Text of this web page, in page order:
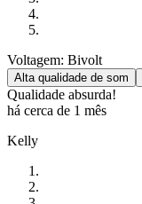
Voltagem: Bivolt
Alta qualidade de som
Qualidade absurda!
há cerca de 1 mês
Kelly